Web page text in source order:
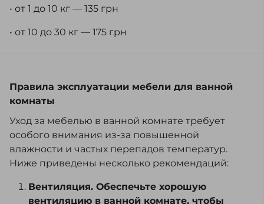
• от 1 до 10 кг — 135 грн
• от 10 до 30 кг — 175 грн
Правила эксплуатации мебели для ванной
комнаты
Уход за мебелью в ванной комнате требует
особого внимания из-за повышенной
влажности и частых перепадов температур.
Ниже приведены несколько рекомендаций:
Вентиляция. Обеспечьте хорошую
вентиляцию в ванной комнате, чтобы